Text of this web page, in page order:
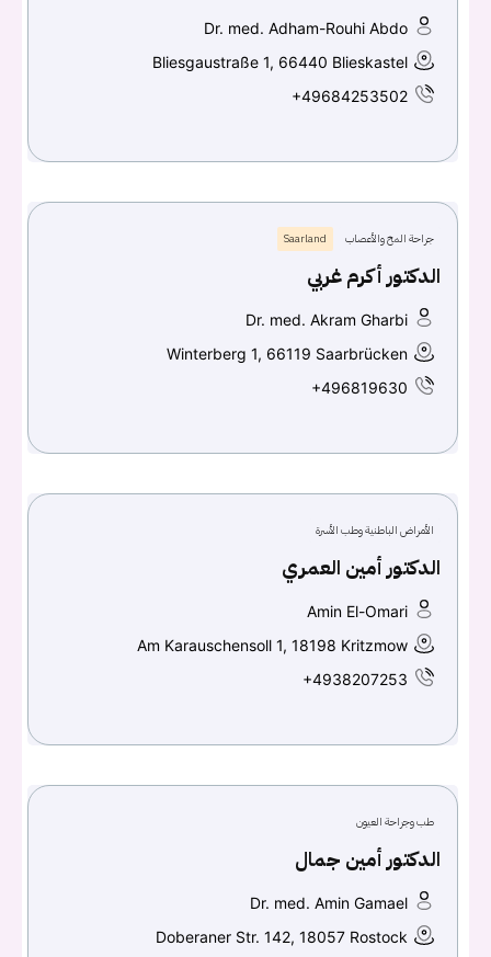
Dr. med. Adham-Rouhi Abdo
Bliesgaustraße 1, 66440 Blieskastel
+49684253502
جراحة المخ والأعصاب Saarland
الدكتور أكرم غربي
Dr. med. Akram Gharbi
Winterberg 1, 66119 Saarbrücken
+496819630
الأمراض الباطنية وطب الأسرة
الدكتور أمين العمري
Amin El-Omari
Am Karauschensoll 1, 18198 Kritzmow
+4938207253
طب وجراحة العيون
الدكتور أمين جمال
Dr. med. Amin Gamael
Doberaner Str. 142, 18057 Rostock